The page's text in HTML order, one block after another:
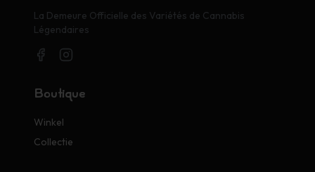
La Demeure Officielle des Variétés de Cannabis
Légendaires
Boutique
Winkel
Collectie